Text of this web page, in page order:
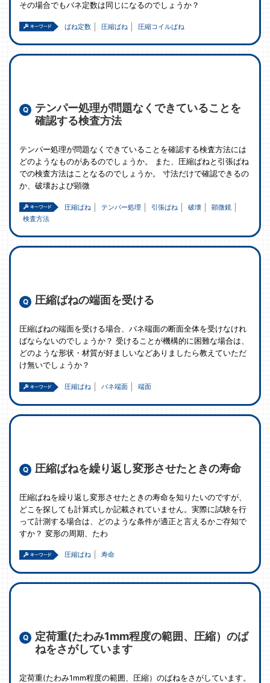
その場合でもバネ定数は同じになるのでしょうか？
ばね定数 圧縮ばね 圧縮コイルばね
テンパー処理が問題なくできていることを
確認する検査方法
テンパー処理が問題なくできていることを確認する検査方法には
どのようなものがあるのでしょうか。 また、圧縮ばねと引張ばね
での検査方法はことなるのでしょうか。 寸法だけで確認できるの
か、破壊および顕微
圧縮ばね テンパー処理 引張ばね 破壊
顕微鏡
検査方法
圧縮ばねの端面を受ける
圧縮ばねの端面を受ける場合、バネ端面の断面全体を受けなけれ
ばならないのでしょうか？ 受けることが機構的に困難な場合は、
どのような形状・材質が好ましいなどありましたら教えていただ
け無いでしょうか？
圧縮ばね バネ端面 端面
圧縮ばねを繰り返し変形させたときの寿命
圧縮ばねを繰り返し変形させたときの寿命を知りたいのですが、
どこを探しても計算式しか記載されていません。実際に試験を行
って計測する場合は、どのような条件が適正と言えるかご存知で
すか？ 変形の周期、たわ
圧縮ばね 寿命
定荷重(たわみ1mm程度の範囲、圧縮）のば
ねをさがしています
定荷重(たわみ1mm程度の範囲、圧縮）のばねをさがしています。